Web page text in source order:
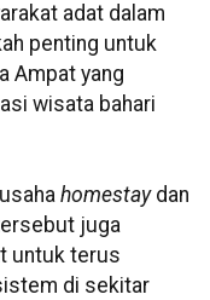
adat dalam
penting untuk
Ampat yang
wisata bahari
homestaydan
juga
untuk terus
di sekitar